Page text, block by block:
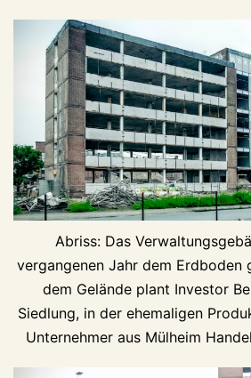
Abriss: Das
vergangenen Jahr dem Erdboden
dem Gelände plant Investor
Siedlung, in der ehemaligen
Unternehmer aus Mülheim